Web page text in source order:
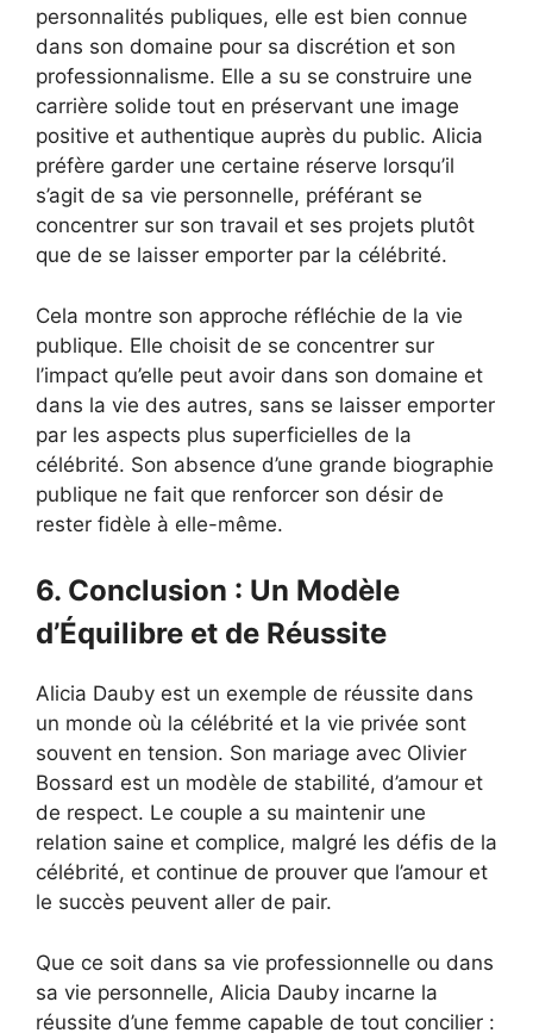
personnalités publiques, elle est bien connue
dans son domaine pour sa discrétion et son
professionnalisme. Elle a su se construire une
carrière solide tout en préservant une image
positive et authentique auprès du public. Alicia
préfère garder une certaine réserve lorsqu’il
s’agit de sa vie personnelle, préférant se
concentrer sur son travail et ses projets plutôt
que de se laisser emporter par la célébrité.
Cela montre son approche réfléchie de la vie
publique. Elle choisit de se concentrer sur
l’impact qu’elle peut avoir dans son domaine et
dans la vie des autres, sans se laisser emporter
par les aspects plus superficielles de la
célébrité. Son absence d’une grande biographie
publique ne fait que renforcer son désir de
rester fidèle à elle-même.
6. Conclusion : Un Modèle
d’Équilibre et de Réussite
Alicia Dauby est un exemple de réussite dans
un monde où la célébrité et la vie privée sont
souvent en tension. Son mariage avec Olivier
Bossard est un modèle de stabilité, d’amour et
de respect. Le couple a su maintenir une
relation saine et complice, malgré les défis de la
célébrité, et continue de prouver que l’amour et
le succès peuvent aller de pair.
Que ce soit dans sa vie professionnelle ou dans
sa vie personnelle, Alicia Dauby incarne la
réussite d’une femme capable de tout concilier :